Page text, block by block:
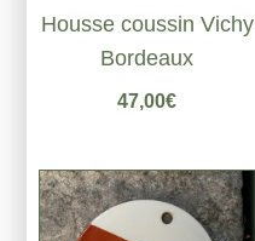
Housse coussin Vichy
Bordeaux
47,00€